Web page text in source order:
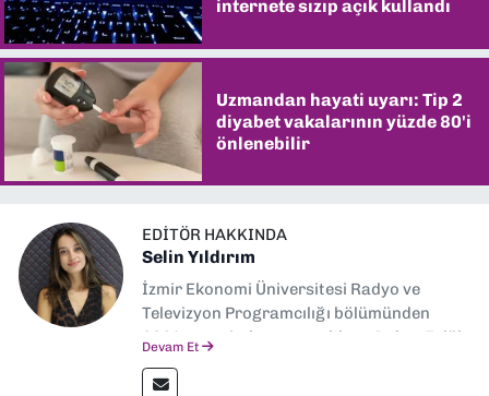
internete sızıp açık kullandı
Uzmandan hayati uyarı: Tip 2
diyabet vakalarının yüzde 80'i
önlenebilir
EDITÖR HAKKINDA
Selin Yıldırım
İzmir Ekonomi Üniversitesi Radyo ve
Televizyon Programcılığı bölümünden
2024 senesinde mezun oldum. Dokuz Eylül
editörlük görevini de üstleniyorum.
Devam Et